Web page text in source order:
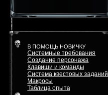
В ПОМОЩЬ НОВИЧКУ
Системные требования
Создание персонажа
Клавиши и команды
Система квестовых заданий
Макросы
Таблица опыта